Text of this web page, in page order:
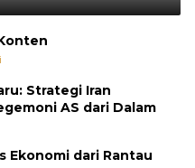
Strategi Iran
AS dari Dalam
Ekonomi dari Rantau